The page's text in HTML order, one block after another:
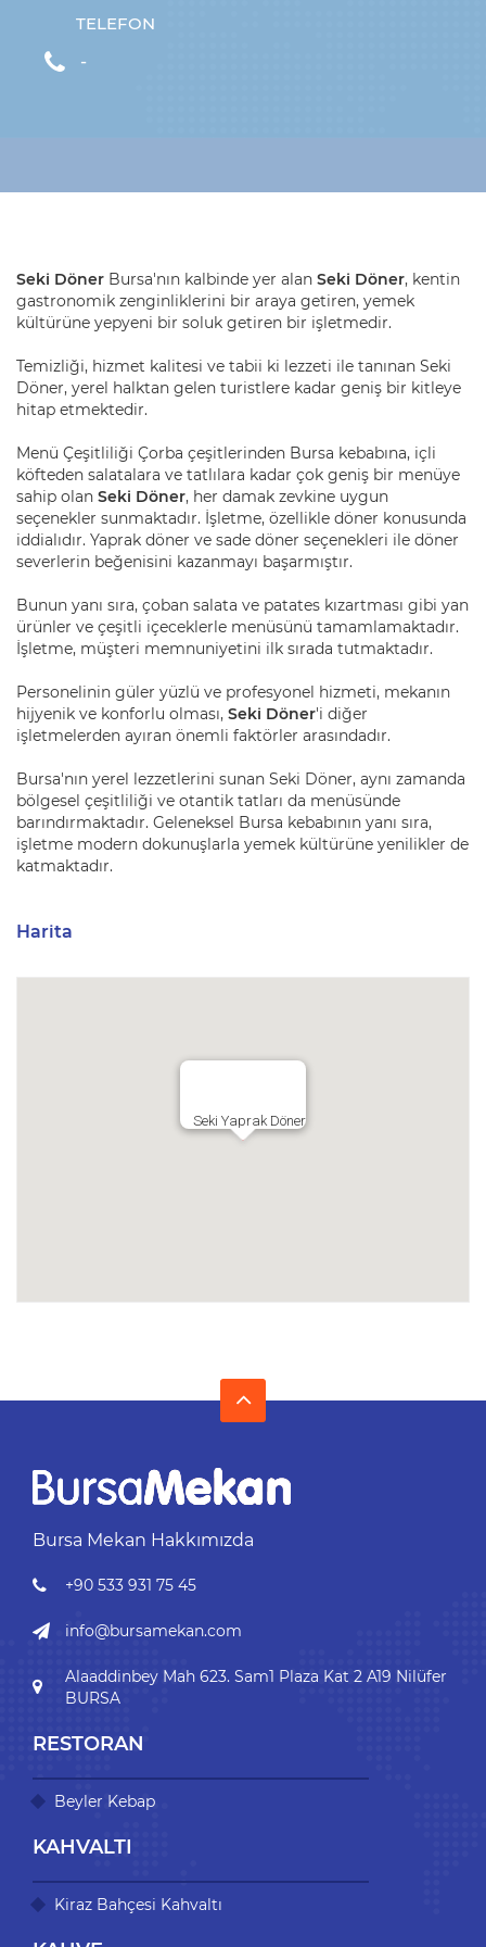
TELEFON
-
Seki Döner Bursa'nın kalbinde yer alan Seki Döner, kentin
gastronomik zenginliklerini bir araya getiren, yemek
kültürüne yepyeni bir soluk getiren bir işletmedir.
Temizliği, hizmet kalitesi ve tabii ki lezzeti ile tanınan Seki
Döner, yerel halktan gelen turistlere kadar geniş bir kitleye
hitap etmektedir.
Menü Çeşitliliği Çorba çeşitlerinden Bursa kebabına, içli
köfteden salatalara ve tatlılara kadar çok geniş bir menüye
sahip olan Seki Döner, her damak zevkine uygun
seçenekler sunmaktadır. İşletme, özellikle döner konusunda
iddialıdır. Yaprak döner ve sade döner seçenekleri ile döner
severlerin beğenisini kazanmayı başarmıştır.
Bunun yanı sıra, çoban salata ve patates kızartması gibi yan
ürünler ve çeşitli içeceklerle menüsünü tamamlamaktadır.
İşletme, müşteri memnuniyetini ilk sırada tutmaktadır.
Personelinin güler yüzlü ve profesyonel hizmeti, mekanın
hijyenik ve konforlu olması, Seki Döner'i diğer
işletmelerden ayıran önemli faktörler arasındadır.
Bursa'nın yerel lezzetlerini sunan Seki Döner, aynı zamanda
bölgesel çeşitliliği ve otantik tatları da menüsünde
barındırmaktadır. Geleneksel Bursa kebabının yanı sıra,
işletme modern dokunuşlarla yemek kültürüne yenilikler de
katmaktadır.
Harita
Seki Yaprak Döner
Bursa Mekan Hakkımızda
+90 533 931 75 45
info@bursamekan.com
Alaaddinbey Mah 623. Sam1 Plaza Kat 2 A19 Nilüfer
BURSA
RESTORAN
Beyler Kebap
KAHVALTI
Kiraz Bahçesi Kahvaltı